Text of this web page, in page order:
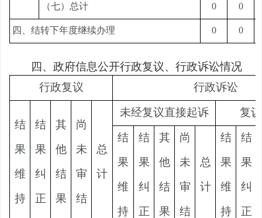
（七）总计 0 0
四、结转下年度继续办理 0 0
四、政府信息公开行政复议、行政诉讼情况
行政复议
行政诉讼
结
果
维
持
结
果
纠
正
其
他
结
果
尚
未
审
结
总
计
未经复议直接起诉 复
结
果
维
持
结
果
纠
正
其
他
结
果
尚
未
审
结
总
计
结
果
维
持
结
果
纠
正